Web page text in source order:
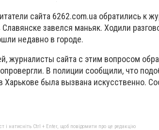
сайта 6262.com.ua обратились к
завелся маньяк. Ходили
недавно в городе.
журналисты сайта с этим вопросом
В полиции сообщили, что
Харькове была вызвана искусственно.
і натисніть Ctrl + Enter, щоб повідомити про це редакцію